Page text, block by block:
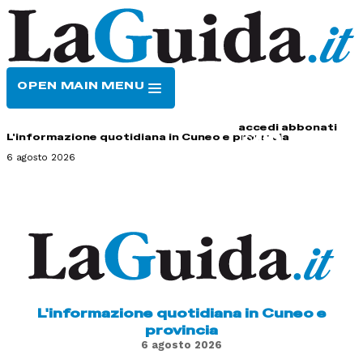
OPEN MAIN MENU
accedi abbonati
L'informazione quotidiana in Cuneo e provincia
6 agosto 2026
L'informazione quotidiana in Cuneo e
provincia
6 agosto 2026